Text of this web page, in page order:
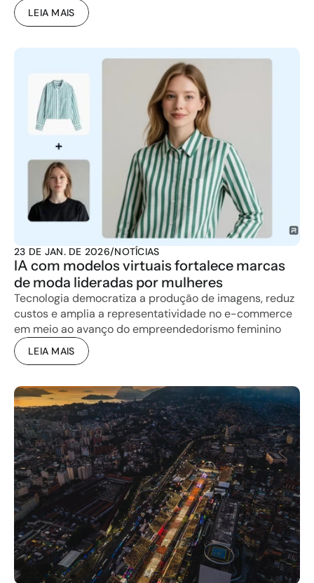
LEIA MAIS
23 DE JAN. DE 2026/NOTÍCIAS
IA com modelos virtuais fortalece marcas
de moda lideradas por mulheres
Tecnologia democratiza a produção de imagens, reduz
custos e amplia a representatividade no e-commerce
em meio ao avanço do empreendedorismo feminino
LEIA MAIS